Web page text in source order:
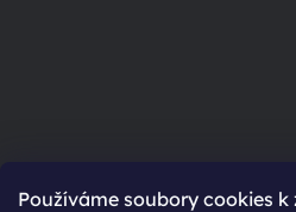
Používáme soubory cookies